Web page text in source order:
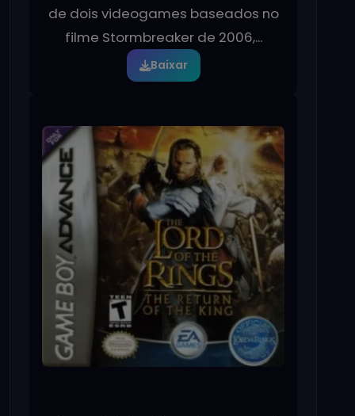
de dois videogames baseados no
filme Stormbreaker de 2006,...
Baixar